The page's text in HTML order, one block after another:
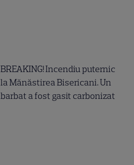
BREAKING! Incendiu puternic
la Mănăstirea Bisericani. Un
barbat a fost gasit carbonizat